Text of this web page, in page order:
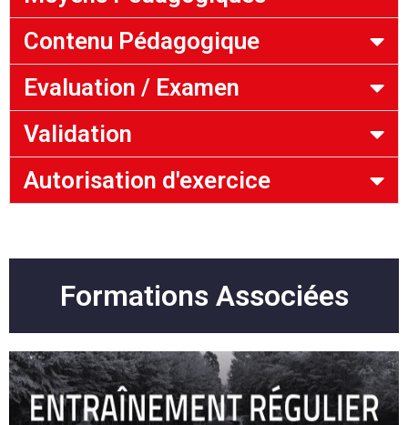
Contenu Pédagogique
Evaluation / Examen
Validation
Autorisation d'exercice
Formations Associées